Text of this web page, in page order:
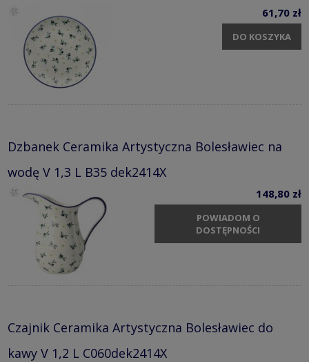
61,70 zł
DO KOSZYKA
Dzbanek Ceramika Artystyczna Bolesławiec na
wodę V 1,3 L B35 dek2414X
148,80 zł
POWIADOM O
DOSTĘPNOŚCI
Czajnik Ceramika Artystyczna Bolesławiec do
kawy V 1,2 L C060dek2414X